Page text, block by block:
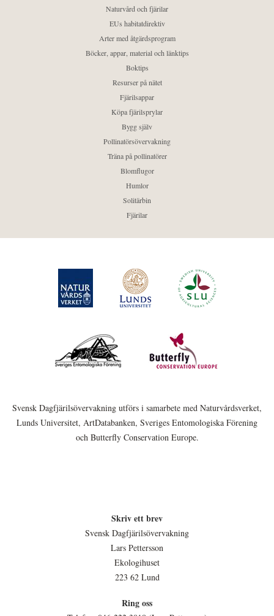
Naturvård och fjärilar
EUs habitatdirektiv
Arter med åtgärdsprogram
Böcker, appar, material och länktips
Boktips
Resurser på nätet
Fjärilsappar
Köpa fjärilsprylar
Bygg själv
Pollinatörsövervakning
Träna på pollinatörer
Blomflugor
Humlor
Solitärbin
Fjärilar
Svensk Dagfjärilsövervakning utförs i samarbete med Naturvårdsverket,
Lunds Universitet, ArtDatabanken, Sveriges Entomologiska Förening
och Butterfly Conservation Europe.
Skriv ett brev
Svensk Dagfjärilsövervakning
Lars Pettersson
Ekologihuset
223 62 Lund
Ring oss